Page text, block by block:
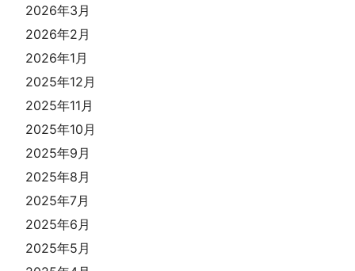
2026年3月
2026年2月
2026年1月
2025年12月
2025年11月
2025年10月
2025年9月
2025年8月
2025年7月
2025年6月
2025年5月